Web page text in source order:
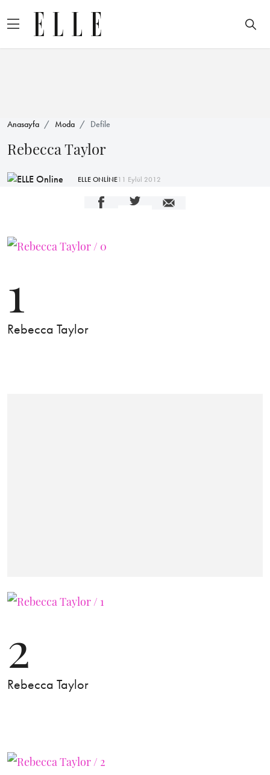
Anasayfa Moda Defile
Rebecca Taylor
ELLE ONLİNE11 Eylül 2012
1
Rebecca Taylor
2
Rebecca Taylor